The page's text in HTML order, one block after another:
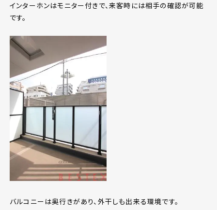
インターホンはモニター付きで、来客時には相手の確認が可能
です。
バルコニーは奥行きがあり、外干しも出来る環境です。